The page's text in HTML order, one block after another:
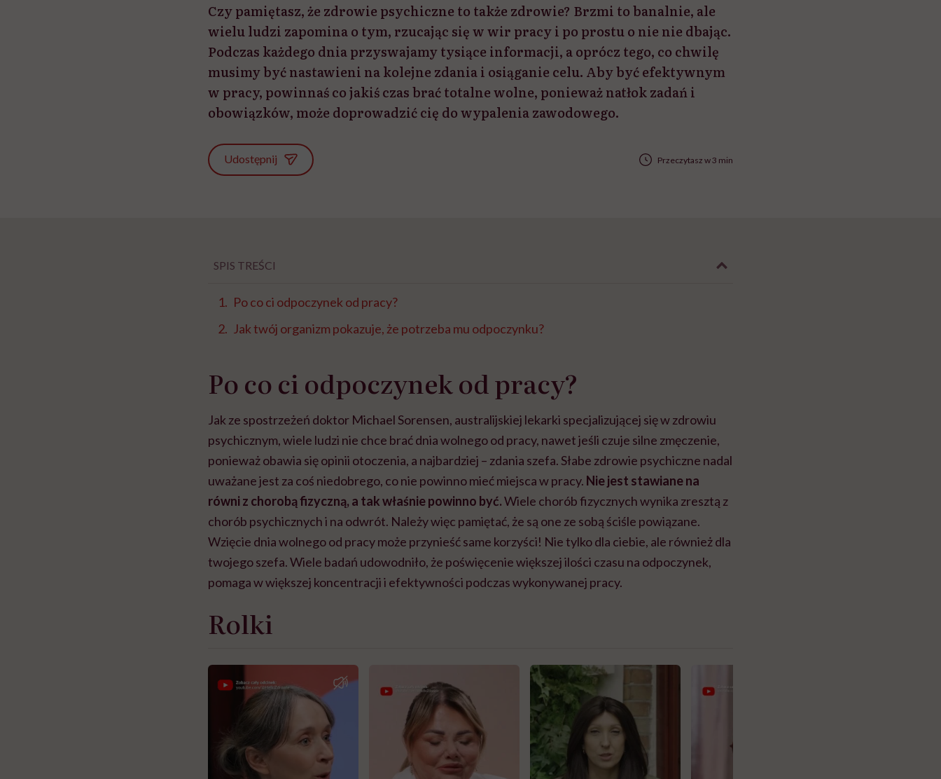
Czy pamiętasz, że zdrowie psychiczne to także zdrowie? Brzmi to banalnie, ale
wielu ludzi zapomina o tym, rzucając się w wir pracy i po prostu o nie nie dbając.
Podczas każdego dnia przyswajamy tysiące informacji, a oprócz tego, co chwilę
musimy być nastawieni na kolejne zdania i osiąganie celu. Aby być efektywnym
w pracy, powinnaś co jakiś czas brać totalne wolne, ponieważ natłok zadań i
obowiązków, może doprowadzić cię do wypalenia zawodowego.
Udostępnij Przeczytasz w 3 min
SPIS TREŚCI
Po co ci odpoczynek od pracy?
Jak twój organizm pokazuje, że potrzeba mu odpoczynku?
Po co ci odpoczynek od pracy?
Jak ze spostrzeżeń doktor Michael Sorensen, australijskiej lekarki specjalizującej się w zdrowiu
psychicznym, wiele ludzi nie chce brać dnia wolnego od pracy, nawet jeśli czuje silne zmęczenie,
ponieważ obawia się opinii otoczenia, a najbardziej – zdania szefa. Słabe zdrowie psychiczne nadal
uważane jest za coś niedobrego, co nie powinno mieć miejsca w pracy. Nie jest stawiane na
równi z chorobą fizyczną, a tak właśnie powinno być.Wiele chorób fizycznych wynika zresztą z
chorób psychicznych i na odwrót. Należy więc pamiętać, że są one ze sobą ściśle powiązane.
Wzięcie dnia wolnego od pracy może przynieść same korzyści! Nie tylko dla ciebie, ale również dla
twojego szefa. Wiele badań udowodniło, że poświęcenie większej ilości czasu na odpoczynek,
pomaga w większej koncentracji i efektywności podczas wykonywanej pracy.
Rolki